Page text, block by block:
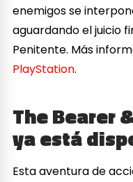
enemigos se
aguardando el juicio
Penitente. Más
PlayStation.
The Bearer
ya está
Esta aventura de